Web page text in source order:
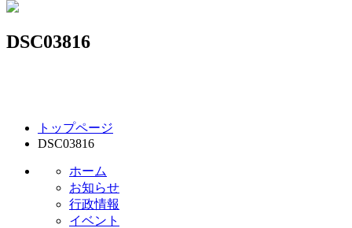
DSC03816
トップページ
DSC03816
ホーム
お知らせ
行政情報
イベント